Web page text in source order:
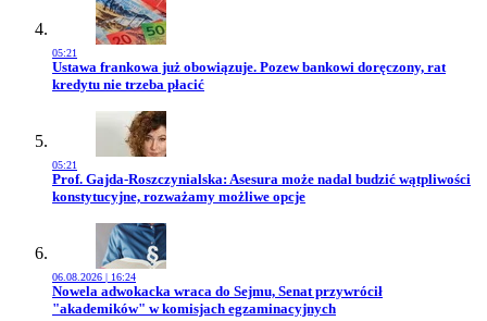
05:21
Przejdź do artykułu:
Ustawa frankowa już obowiązuje. Pozew bankowi doręczony, rat
kredytu nie trzeba płacić
05:21
Przejdź do artykułu:
Prof. Gajda-Roszczynialska: Asesura może nadal budzić wątpliwości
konstytucyjne, rozważamy możliwe opcje
06.08.2026 | 16:24
Przejdź do artykułu:
Nowela adwokacka wraca do Sejmu, Senat przywrócił
"akademików" w komisjach egzaminacyjnych